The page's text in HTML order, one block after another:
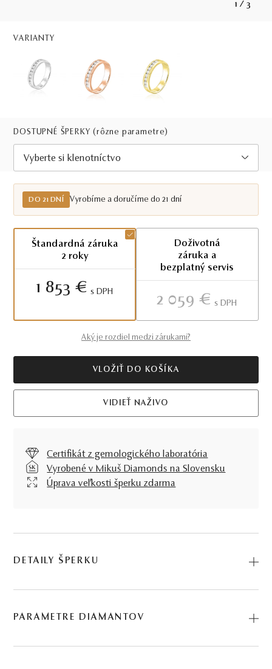
1 / 3
VARIANTY
DOSTUPNÉ ŠPERKY(rôzne parametre)
Vyberte si klenotníctvo
DO 21 DNÍ Vyrobíme a doručíme do 21 dní
Štandardná záruka
2 roky
1 853 € S DPH
Doživotná
záruka a
bezplatný servis
2 059 € S DPH
Aký je rozdiel medzi zárukami?
VLOŽIŤ DO KOŠÍKA
VIDIEŤ NAŽIVO
Certifikát z gemologického laboratória
Vyrobené v Mikuš Diamonds na Slovensku
Úprava veľkosti šperku zdarma
DETAILY ŠPERKU
prírodné materiály: biele zlato, diamant. Kód: 224501020.
0.288 ct
PARAMETRE DIAMANTOV